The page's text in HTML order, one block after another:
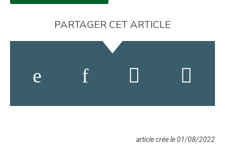
PARTAGER CET ARTICLE
article crée le 01/08/2022